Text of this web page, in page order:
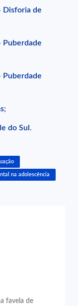
Disforia de
Puberdade
Puberdade
;
do Sul .
na adolescência
favela de